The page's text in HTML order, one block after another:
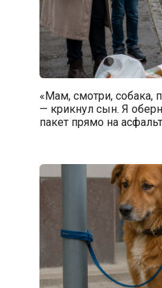
«Мам, смотри, собака,
— крикнул сын. Я
пакет прямо на асфальт